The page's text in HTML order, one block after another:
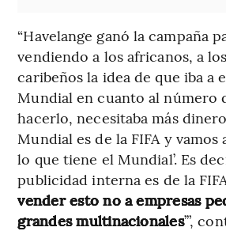
“Havelange ganó la campaña
vendiendo a los africanos, a
caribeños la idea de que iba a
Mundial en cuanto al número
hacerlo, necesitaba más
Mundial es de la FIFA y
lo que tiene el Mundial’. Es
publicidad interna es de la
vender esto no a empresas
grandes multinacionales’”,